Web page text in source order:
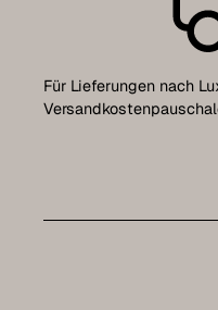
Für Lieferungen nach